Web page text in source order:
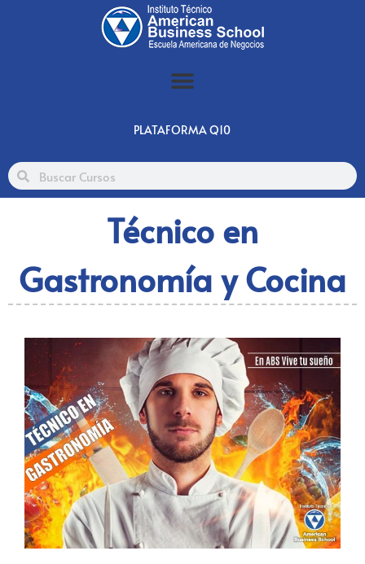
PLATAFORMA Q10
Técnico en
Gastronomía y Cocina